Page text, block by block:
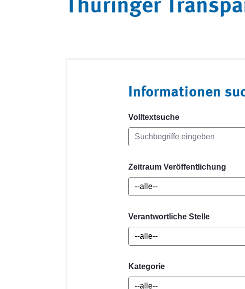
Thüringer
Informationen
Volltextsuche
Zeitraum Veröffentlichung
Verantwortliche Stelle
Kategorie